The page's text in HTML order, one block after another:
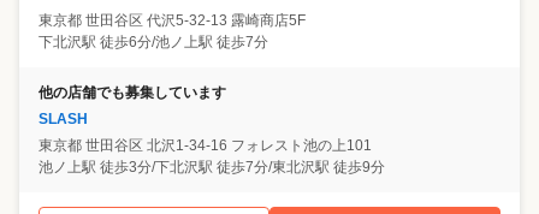
東京都 世田谷区 代沢5-32-13 露崎商店5F
下北沢駅 徒歩6分/池ノ上駅 徒歩7分
他の店舗でも募集しています
SLASH
東京都 世田谷区 北沢1-34-16 フォレスト池の上101
池ノ上駅 徒歩3分/下北沢駅 徒歩7分/東北沢駅 徒歩9分